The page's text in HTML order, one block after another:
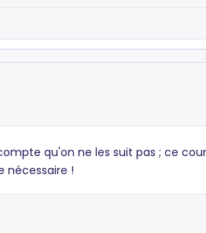
qu'on ne les suit pas ; ce
nécessaire !